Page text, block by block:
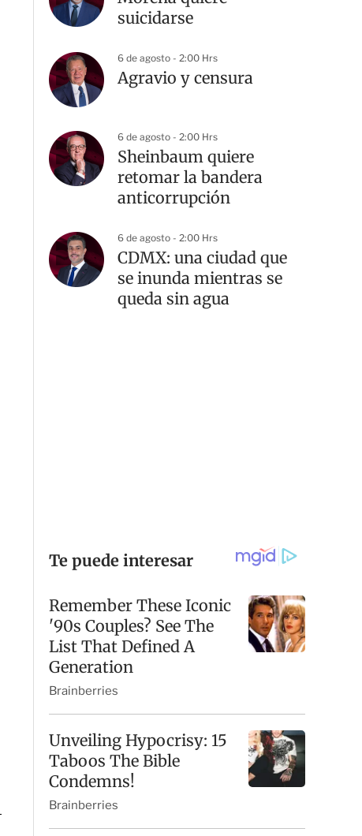
suicidarse
6 de agosto - 2:00 Hrs
Agravio y censura
6 de agosto - 2:00 Hrs
Sheinbaum quiere
retomar la bandera
anticorrupción
6 de agosto - 2:00 Hrs
CDMX: una ciudad que
se inunda mientras se
queda sin agua